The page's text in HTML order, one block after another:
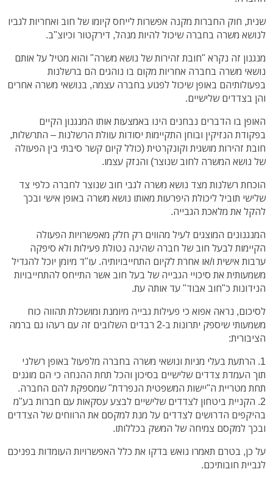
שנית, חוק החברות מקנה אפשרות לייחס קיומו של חוב ואחריות לגביו
לנושא משרה בחברה שיכול להיות מנהל, דירקטור וכיוצ"ב.
מנגנון זה נקרא "חובת זהירות של נושא משרה" והוא מטיל על אותם
נושאי משרה בחברה אחריות מקום בו נוהגים הם ברשלנות
בפעולותיהם באופן שיכול לפגוע בחברה עצמה, בנושאי משרה אחרים
והן בצדדים שלישיים.
האופן בו הדברים נבחנים הינו באמצעות אותו המנגנון הקיים
בפקודת הנזיקין ובוחן התקיימות יסודות עוולת הרשלנות – התרשלות,
חובת זהירות מושגית וקונקרטית (כולל קיום קשר סיבתי בין הפעולה
של נושא המשרה לחוב שנוצר) והנזק עצמו.
הוכחת רשלנות מצד נושא משרה לגבי חוב שנוצר לחברה כלפי צד
שלישי תוביל ליכולת היפרעות מאותו נושא משרה באופן אישי ובכך
להקל את מלאכת הגבייה.
המנגנונים המוצגים לעיל מהווים רק חלק מאפשרויות הפעולה
הקיימות לבעל חוב של חברה שהינה נטולת פעילות ולא סיפקה
ערבות אישית ו/או אחרת לקיום התחייבויותיה. עו"ד מיומן יוכל להגדיל
משמעותית את סיכויי הגבייה של בעל חוב אשר התייחס להתחייבויות
הנידונות כ"חוב אבוד" עד אותה עת.
לסיכום, נראה אפוא כי פעילות גבייה מיומנת ומושכלת תהווה כוח
משמעותי שיספק יתרונות ב-2 רבדים השלובים זה עם רעהו גם ברמה
הציבורית:
1. הרתעת בעלי מניות ונושאי משרה בחברה מלפעול באופן רשלני
תוך העמדת צדדים שלישיים בסיכון והכל תחת ההנחה כי הם מוגנים
תחת מטריית ה"יישות המשפטית הנפרדת" שמספקת להם החברה.
2. הקניית ביטחון לצדדים שלישיים לבצע עסקאות עם חברות בע"מ
בהיקפים הדרושים לצדדים על מנת למקסם את הרווחים של הצדדים
ובכך למקסם צמיחה של המשק בכללותו.
על כן, בטרם תאמרו נואש בדקו את כלל האפשרויות העומדות בפניכם
לגביית חובותיכם.